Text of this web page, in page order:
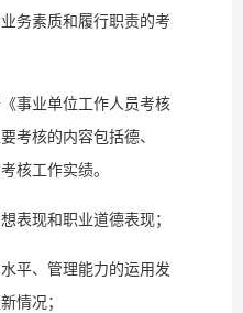
素质和履行职责的考
业单位工作人员考核
考核的内容包括德、
核工作实绩。
现和职业道德表现；
、管理能力的运用发
情况；